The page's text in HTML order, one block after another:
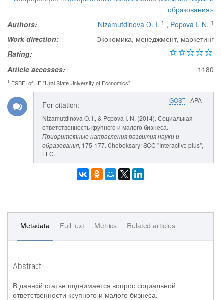
образования»
Authors:
Nizamutdinova O. I. 1 , Popova I. N. 1
Work direction:
Экономика, менеджмент, маркетинг
Rating:
Article accesses:
1180
1 FSBEI of HE "Ural State University of Economics"
GOST APA
For citation:
Nizamutdinova O. I., & Popova I. N. (2014). Социальная
ответственность крупного и малого бизнеса.
Приоритетные направления развития науки и
образования, 175-177. Cheboksary: SCC "Interactive plus",
LLC.
Metadata Full text Metrics Related articles
Abstract
В данной статье поднимается вопрос социальной
ответственности крупного и малого бизнеса.